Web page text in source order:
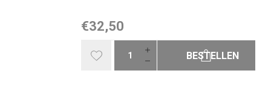
€32,50
BESTELLEN